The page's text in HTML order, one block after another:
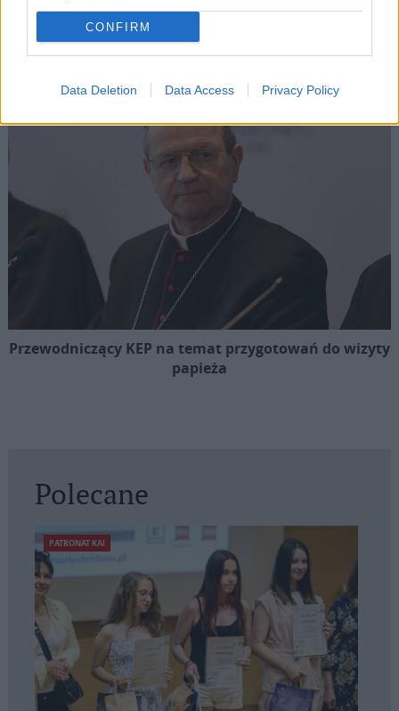
CONFIRM
Data Deletion Data Access Privacy Policy
Kard. Ryś o kardynale Macharskim
Przewodniczący KEP na temat przygotowań do wizyty
papieża
Polecane
PATRONAT KAI